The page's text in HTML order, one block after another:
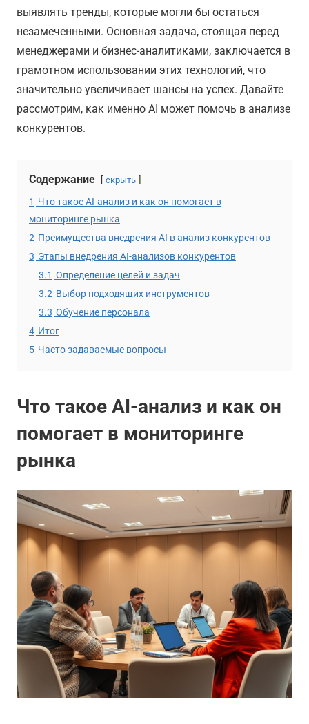
выявлять тренды, которые могли бы остаться
незамеченными. Основная задача, стоящая перед
менеджерами и бизнес-аналитиками, заключается в
грамотном использовании этих технологий, что
значительно увеличивает шансы на успех. Давайте
рассмотрим, как именно AI может помочь в анализе
конкурентов.
Содержание скрыть
1 Что такое AI-анализ и как он помогает в
мониторинге рынка
2 Преимущества внедрения AI в анализ конкурентов
3 Этапы внедрения AI-анализов конкурентов
3.1 Определение целей и задач
3.2 Выбор подходящих инструментов
3.3 Обучение персонала
4 Итог
5 Часто задаваемые вопросы
Что такое AI-анализ и как он
помогает в мониторинге
рынка